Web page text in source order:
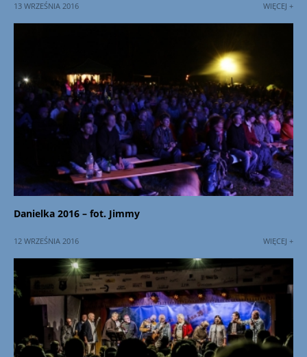
13 WRZEŚNIA 2016 WIĘCEJ +
Danielka 2016 – fot. Jimmy
12 WRZEŚNIA 2016 WIĘCEJ +